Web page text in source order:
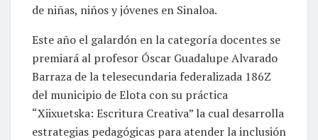
de niñas, niños y jóvenes en Sinaloa.
Este año el galardón en la categoría docentes se
premiará al profesor Óscar Guadalupe Alvarado
Barraza de la telesecundaria federalizada 186Z
del municipio de Elota con su práctica
“Xiixuetska: Escritura Creativa” la cual desarrolla
estrategias pedagógicas para atender la inclusión